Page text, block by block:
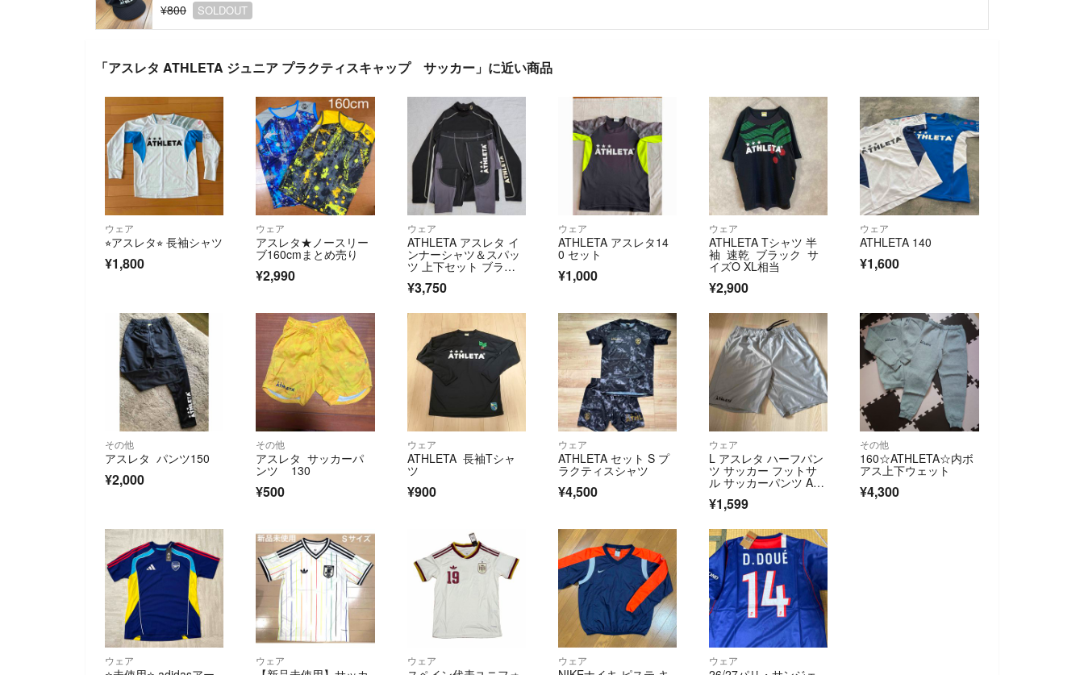
¥800
SOLDOUT
「アスレタ ATHLETA ジュニア プラクティスキャップ サッカー」に近い商品
ウェア
⭐︎アスレタ⭐︎ 長袖シャツ
¥1,800
ウェア
アスレタ★ノースリー
ブ160cmまとめ売り
¥2,990
ウェア
ATHLETA アスレタ イ
ンナーシャツ＆スパッ
ツ 上下セット ブラッ
ク グレー
¥3,750
ウェア
ATHLETA アスレタ14
0 セット
¥1,000
ウェア
ATHLETA Tシャツ 半
袖 速乾 ブラック サ
イズO XL相当
¥2,900
ウェア
ATHLETA 140
¥1,600
その他
アスレタ パンツ150
¥2,000
その他
アスレタ サッカーパ
ンツ 130
¥500
ウェア
ATHLETA 長袖Tシャ
ツ
¥900
ウェア
ATHLETA セット S プ
ラクティスシャツ
¥4,500
ウェア
L アスレタ ハーフパン
ツ サッカー フットサ
ル サッカーパンツ ATH
¥1,599
その他
160☆ATHLETA☆内ボ
アス上下ウェット
¥4,300
ウェア ウェア ウェア ウェア ウェア